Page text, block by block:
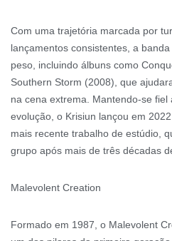
Com uma trajetória marcada por
lançamentos consistentes, a
peso, incluindo álbuns como
Southern Storm (2008), que
na cena extrema. Mantendo-se
evolução, o Krisiun lançou em
mais recente trabalho de estúdio,
grupo após mais de três décadas
Malevolent Creation
Formado em 1987, o Malevolent